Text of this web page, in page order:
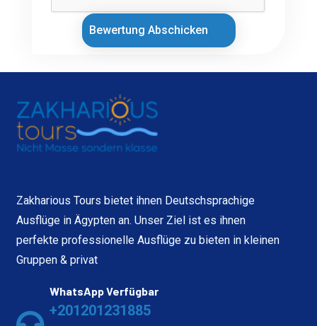
Bewertung Abschicken
Zakharious Tours bietet ihnen Deutschsprachige
Ausflüge in Ägypten an. Unser Ziel ist es ihnen
perfekte professionelle Ausflüge zu bieten in kleinen
Gruppen & privat
WhatsApp Verfügbar
+201201231885